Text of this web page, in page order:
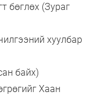
бөглөх (Зураг
хуулбар
байх)
Хаан